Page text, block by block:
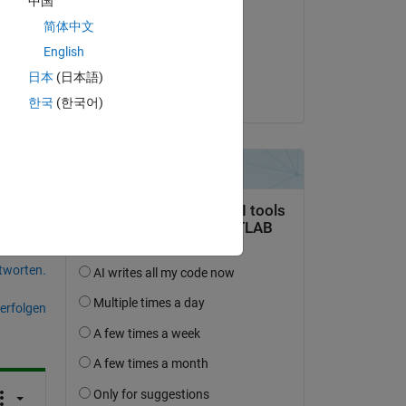
am 15 Okt. 2019
Akzeptiert:
简体中文
English
日本 (日本語)
한국 (한국어)